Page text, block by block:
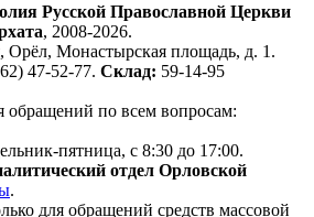
Русской Православной Церкви
, 2008-2026.
Орёл, Монастырская площадь, д. 1.
47-52-77. Склад: 59-14-95
обращений по всем вопросам:
пятница, с 8:30 до 17:00.
отдел Орловской
.
для обращений средств массовой